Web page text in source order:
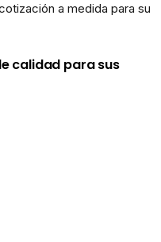
a medida para su
calidad para sus